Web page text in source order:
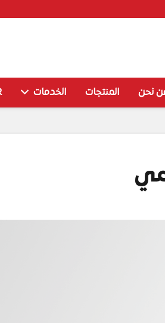
نحن المنتجات الخدمات